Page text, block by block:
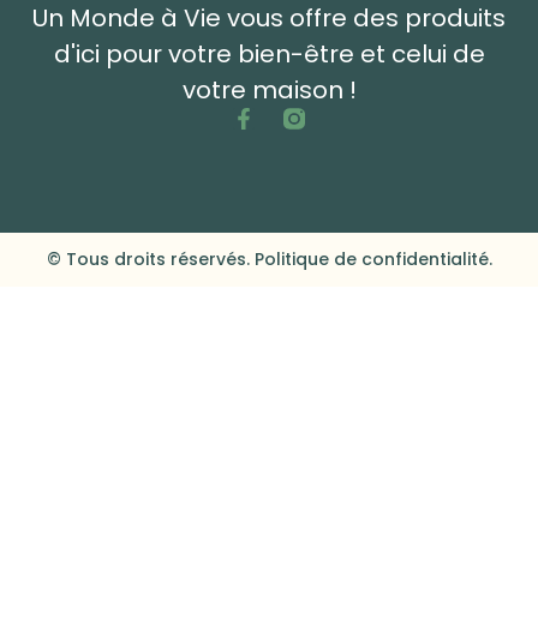
Un Monde à Vie vous offre des produits
d'ici pour votre bien-être et celui de
votre maison !
© Tous droits réservés. Politique de confidentialité.